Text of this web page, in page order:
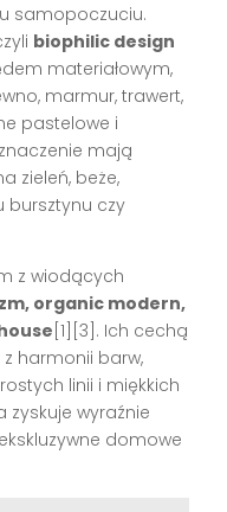
samopoczuciu.
biophilic design
materiałowym,
marmur, trawert,
pastelowe i
mają
zieleń, beże,
bursztynu czy
z wiodących
organic modern,
[1][3]. Ich cechą
harmonii barw,
linii i miękkich
zyskuje wyraźnie
domowe